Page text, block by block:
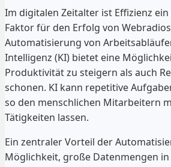
Im digitalen Zeitalter ist Effizienz
Faktor für den Erfolg von
Automatisierung von
Intelligenz (KI) bietet eine
Produktivität zu steigern als auch
schonen. KI kann repetitive
so den menschlichen Mitarbeitern
Tätigkeiten lassen.
Ein zentraler Vorteil der
Möglichkeit, große Datenmengen in